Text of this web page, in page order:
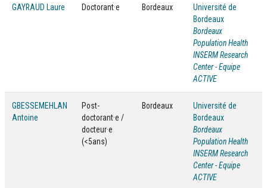
GAYRAUD Laure Doctorant·e Bordeaux
Université de
Bordeaux
Bordeaux
Population Health
INSERM Research
Center - Equipe
ACTIVE
GBESSEMEHLAN
Antoine
Post-
doctorant·e /
docteur·e
(<5ans)
Bordeaux
Université de
Bordeaux
Bordeaux
Population Health
INSERM Research
Center - Equipe
ACTIVE